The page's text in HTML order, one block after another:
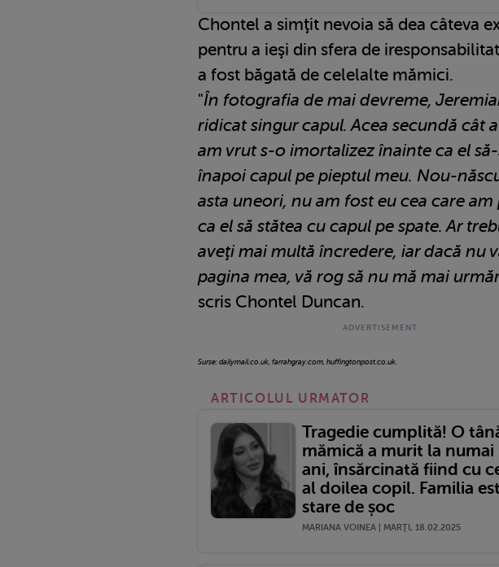
Chontel a simţit nevoia să dea câteva
pentru a ieşi din sfera de
a fost băgată de celelalte mămici.
"În fotografia de mai devreme,
ridicat singur capul. Acea secundă cât
am vrut s-o imortalizez înainte ca el să-
înapoi capul pe pieptul meu. Nou-
asta uneori, nu am fost eu cea care am
ca el să stătea cu capul pe spate. Ar
aveţi mai multă încredere, iar dacă nu
pagina mea, vă rog să nu mă mai
scris Chontel Duncan.
Surse: dailymail.co.uk, farrahgray.com, huffingtonpost.co.uk.
ARTICOLUL URMATOR
Tragedie cumplită! O
mămică a murit la numai
ani, însărcinată fiind cu
al doilea copil. Familia
stare de șoc
MARIANA VOINEA | MARŢI, 18.02.2025